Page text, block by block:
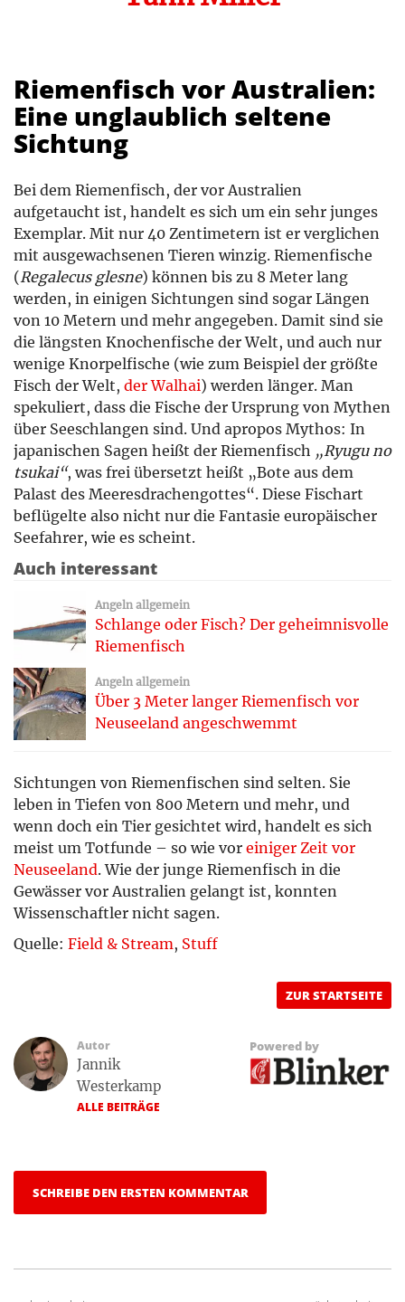
Riemenfisch vor Australien:
Eine unglaublich seltene
Sichtung
Bei dem Riemenfisch, der vor Australien
aufgetaucht ist, handelt es sich um ein sehr junges
Exemplar. Mit nur 40 Zentimetern ist er verglichen
mit ausgewachsenen Tieren winzig. Riemenfische
(Regalecus glesne) können bis zu 8 Meter lang
werden, in einigen Sichtungen sind sogar Längen
von 10 Metern und mehr angegeben. Damit sind sie
die längsten Knochenfische der Welt, und auch nur
wenige Knorpelfische (wie zum Beispiel der größte
Fisch der Welt, der Walhai) werden länger. Man
spekuliert, dass die Fische der Ursprung von Mythen
über Seeschlangen sind. Und apropos Mythos: In
japanischen Sagen heißt der Riemenfisch „Ryugu no
tsukai“, was frei übersetzt heißt „Bote aus dem
Palast des Meeresdrachengottes“. Diese Fischart
beflügelte also nicht nur die Fantasie europäischer
Seefahrer, wie es scheint.
Auch interessant
Angeln allgemein
Schlange oder Fisch? Der geheimnisvolle
Riemenfisch
Angeln allgemein
Über 3 Meter langer Riemenfisch vor
Neuseeland angeschwemmt
Sichtungen von Riemenfischen sind selten. Sie
leben in Tiefen von 800 Metern und mehr, und
wenn doch ein Tier gesichtet wird, handelt es sich
meist um Totfunde – so wie vor einiger Zeit vor
Neuseeland. Wie der junge Riemenfisch in die
Gewässer vor Australien gelangt ist, konnten
Wissenschaftler nicht sagen.
Quelle: Field & Stream, Stuff
ZUR STARTSEITE
Autor
Jannik
Westerkamp
ALLE BEITRÄGE
Powered by
SCHREIBE DEN ERSTEN KOMMENTAR